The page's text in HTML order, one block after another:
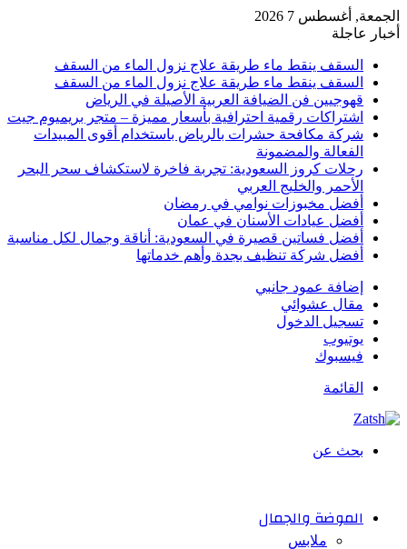
الجمعة, أغسطس 7 2026
أخبار عاجلة
السقف ينقط ماء طريقة علاج نزول الماء من السقف
السقف ينقط ماء طريقة علاج نزول الماء من السقف
قهوجيين فن الضيافة العربية الأصيلة في الرياض
اشتراكات رقمية احترافية بأسعار مميزة – متجر بريميوم جيت
شركة مكافحة حشرات بالرياض باستخدام أقوى المبيدات
الفعالة والمضمونة
رحلات كروز السعودية: تجربة فاخرة لاستكشاف سحر البحر
الأحمر والخليج العربي
أفضل مخبوزات نوامي في رمضان
أفضل عيادات الأسنان في عمان
أفضل فساتين قصيرة في السعودية: أناقة وجمال لكل مناسبة
أفضل شركة تنظيف بجدة وأهم خدماتها
إضافة عمود جانبي
مقال عشوائي
تسجيل الدخول
يوتيوب
فيسبوك
القائمة
بحث عن
الموضة والجمال
ملابس